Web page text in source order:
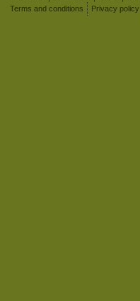
Terms and conditions
Privacy policy